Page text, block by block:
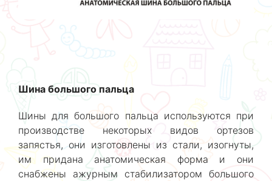
Шина большого пальца
Шины для большого пальца используются при
производстве некоторых видов ортезов
запястья, они изготовлены из стали, изогнуты,
им придана анатомическая форма и они
снабжены ажурным стабилизатором большого